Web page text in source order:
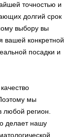
точностью и
долгий срок
выбору вы
вашей конкретной
посадки и
мы
любой регион.
делает нашу